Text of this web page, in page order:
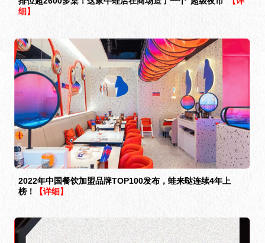
细】
2022年中国餐饮加盟品牌TOP100发布，蛙来哒连续4年上
榜！
【详细】